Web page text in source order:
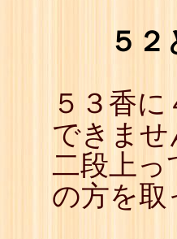
５
５３香
できませ
二段上っ
の方を取